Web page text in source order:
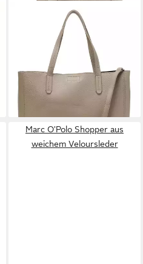
MARC O'POLO
Shopper Shopper (Set, 3-tlg),
aus echtem Rindsleder
215,96 € UVP 299,95 €
-28%
lieferbar - in 2-3 Werktagen bei dir
Marc O'Polo Shopper aus
weichem Veloursleder